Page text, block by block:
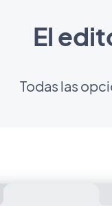
El
Todas las